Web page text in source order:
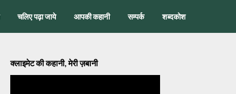
चलिए पढ़ा जाये आपकी कहानी सम्पर्क शब्दकोश
क्लाइमेट की कहानी, मेरी ज़बानी